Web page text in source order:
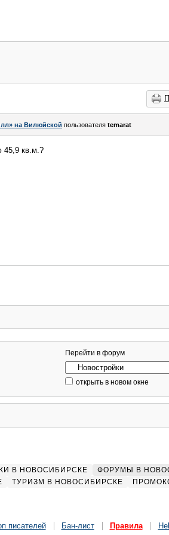
на Вилюйской пользователя temarat
45,9 кв.м.?
Перейти в форум
открыть в новом окне
В НОВОСИБИРСКЕ ФОРУМЫ В
ТУРИЗМ В НОВОСИБИРСКЕ
писателей Бан-лист Правила